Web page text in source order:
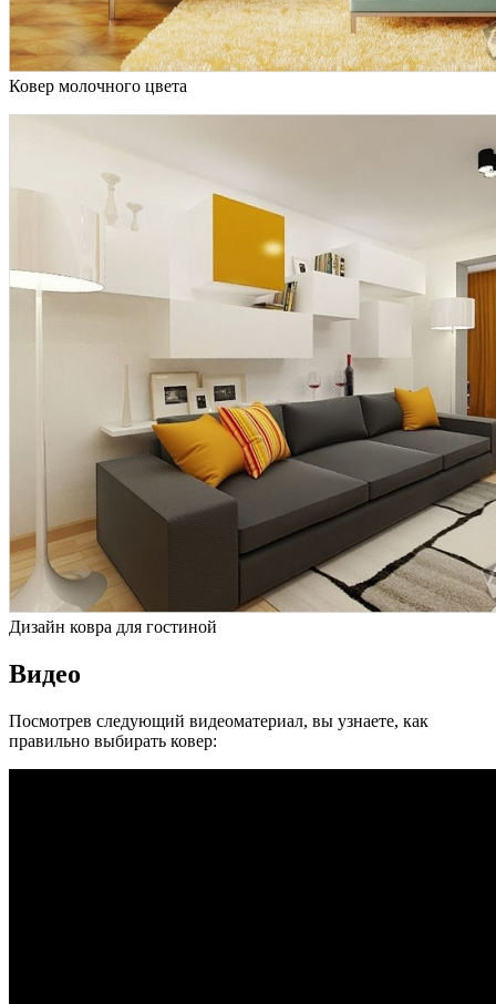
Ковер молочного цвета
Дизайн ковра для гостиной
Видео
Посмотрев следующий видеоматериал, вы узнаете, как
правильно выбирать ковер: